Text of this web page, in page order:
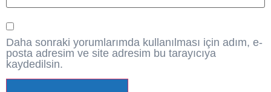
Daha sonraki yorumlarımda kullanılması için adım, e-
posta adresim ve site adresim bu tarayıcıya
kaydedilsin.